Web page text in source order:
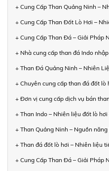
+ Cung Cấp Than Quảng Ninh –
+ Cung Cấp Than Đốt Lò Hơi –
+ Cung Cấp Than Đá – Giải Pháp
+ Nhà cung cấp than đá Indo
+ Than Đá Quảng Ninh – Nhiên
+ Chuyên cung cấp than đá đốt
+ Đơn vị cung cấp dịch vụ bán
+ Than Indo – Nhiên liệu đốt lò
+ Than Quảng Ninh – Nguồn
+ Than đá đốt lò hơi – Nhiên liệu
+ Cung Cấp Than Đá – Giải Pháp